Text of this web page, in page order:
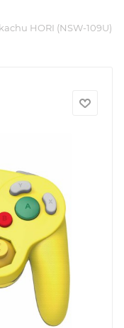
HORI (NSW-109U)